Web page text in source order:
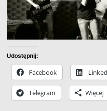
Udostępnij:
Facebook
Telegram Więcej